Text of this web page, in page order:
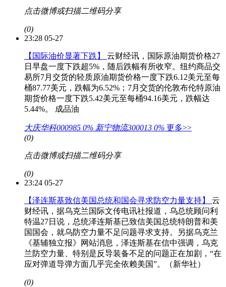
点击微博或扫描二维码分享
(0)
23:28 05-27
【国际油价显著下跌】 云财经讯，国际原油期货价格27
日早盘一度下跌超5%，随后跌幅有所收窄。纽约商品交
易所7月交货的轻质原油期货价格一度下跌6.12美元至每
桶87.77美元，跌幅为6.52%；7月交货的伦敦布伦特原油
期货价格一度下跌5.42美元至每桶94.16美元，跌幅达
5.44%。
成品油
大庆华科000985 0% 新宁物流300013 0% 更多>>
(0)
点击微博或扫描二维码分享
(0)
23:24 05-27
【泽连斯基致信美国总统和国会寻求防空力量支持】 云
财经讯，据乌克兰国际文传电讯社报道，乌总统顾问利
特温27日说，总统泽连斯基已致信美国总统特朗普和美
国国会，就乌防空力量不足问题寻求支持。另据乌克兰
《基辅独立报》网站消息，泽连斯基在信中强调，乌克
兰防空力量、特别是反导装备不足的问题正在加剧，“在
应对弹道导弹方面几乎完全依赖美国”。（新华社）
(0)